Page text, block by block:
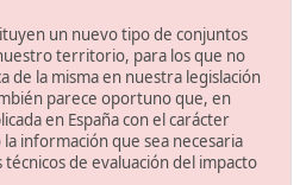
un nuevo tipo de conjuntos
territorio, para los que no
de la misma en nuestra legislación
parece oportuno que, en
en España con el carácter
información que sea necesaria
de evaluación del impacto